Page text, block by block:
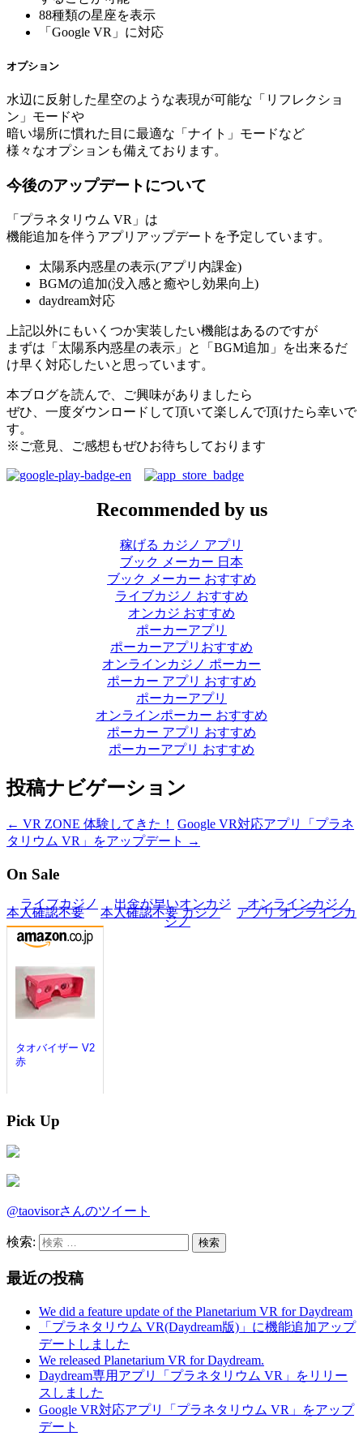
88種類の星座を表示
「Google VR」に対応
オプション
水辺に反射した星空のような表現が可能な「リフレクショ
ン」モードや
暗い場所に慣れた目に最適な「ナイト」モードなど
様々なオプションも備えております。
今後のアップデートについて
「プラネタリウム VR」は
機能追加を伴うアプリアップデートを予定しています。
太陽系内惑星の表示(アプリ内課金)
BGMの追加(没入感と癒やし効果向上)
daydream対応
上記以外にもいくつか実装したい機能はあるのですが
まずは「太陽系内惑星の表示」と「BGM追加」を出来るだ
け早く対応したいと思っています。
本ブログを読んで、ご興味がありましたら
ぜひ、一度ダウンロードして頂いて楽しんで頂けたら幸いで
す。
※ご意見、ご感想もぜひお待ちしております
Recommended by us
稼げる カジノ アプリ
ブック メーカー 日本
ブック メーカー おすすめ
ライブカジノ おすすめ
オンカジ おすすめ
ポーカーアプリ
ポーカーアプリおすすめ
オンラインカジノ ポーカー
ポーカー アプリ おすすめ
ポーカーアプリ
オンラインポーカー おすすめ
ポーカー アプリ おすすめ
ポーカーアプリ おすすめ
投稿ナビゲーション
← VR ZONE 体験してきた！
Google VR対応アプリ「プラネ
タリウム VR」をアップデート
→
On Sale
Pick Up
@taovisorさんのツイート
検索:
最近の投稿
We did a feature update of the Planetarium VR for Daydream
「プラネタリウム VR(Daydream版)」に機能追加アップ
デートしました
We released Planetarium VR for Daydream.
Daydream専用アプリ「プラネタリウム VR」をリリー
スしました
Google VR対応アプリ「プラネタリウム VR」をアップ
デート